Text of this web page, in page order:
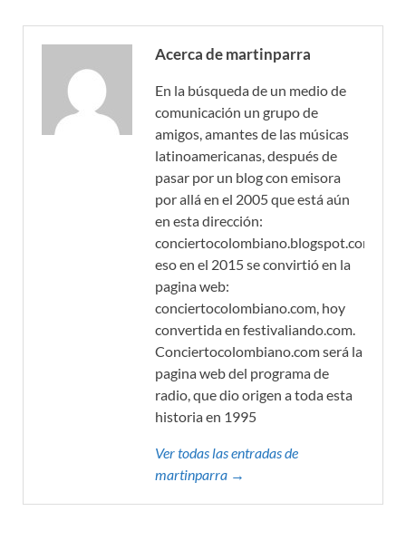
Acerca de martinparra
En la búsqueda de un medio de
comunicación un grupo de
amigos, amantes de las músicas
latinoamericanas, después de
pasar por un blog con emisora
por allá en el 2005 que está aún
en esta dirección:
conciertocolombiano.blogspot.com,
eso en el 2015 se convirtió en la
pagina web:
conciertocolombiano.com, hoy
convertida en festivaliando.com.
Conciertocolombiano.com será la
pagina web del programa de
radio, que dio origen a toda esta
historia en 1995
Ver todas las entradas de
martinparra →